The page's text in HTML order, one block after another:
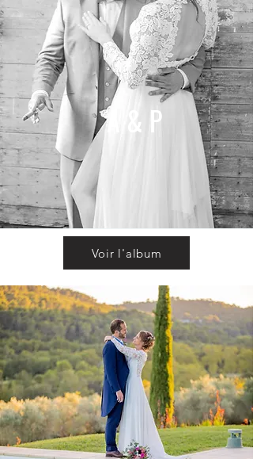
A & P
Voir l'album